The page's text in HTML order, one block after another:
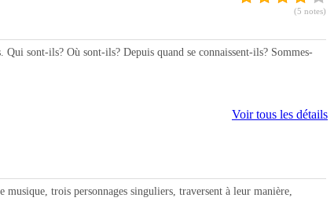
(5 notes)
sont-ils? Où sont-ils? Depuis quand se connaissent-ils? Sommes-
Voir tous les détails
trois personnages singuliers, traversent à leur manière,